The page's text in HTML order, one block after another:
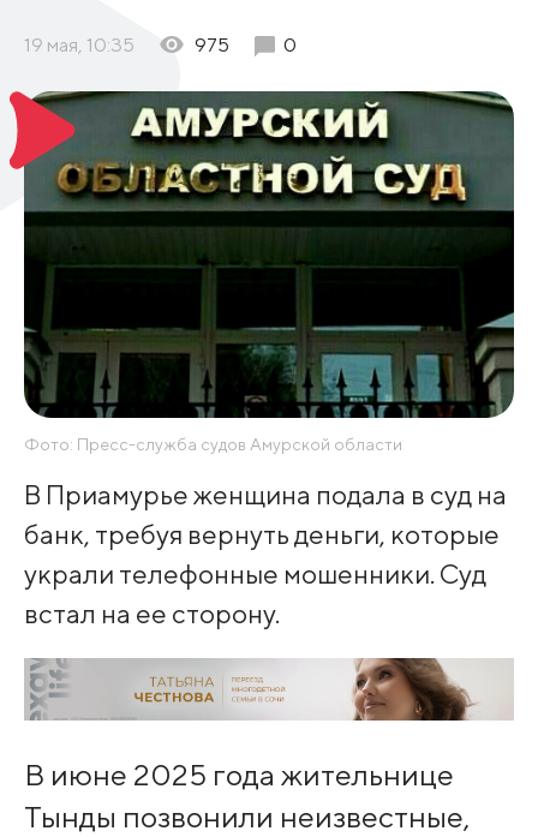
19 мая, 10:35 975 0
Фото: Пресс-служба судов Амурской области
В Приамурье женщина подала в суд на
банк, требуя вернуть деньги, которые
украли телефонные мошенники. Суд
встал на ее сторону.
В июне 2025 года жительнице
Тынды позвонили неизвестные,